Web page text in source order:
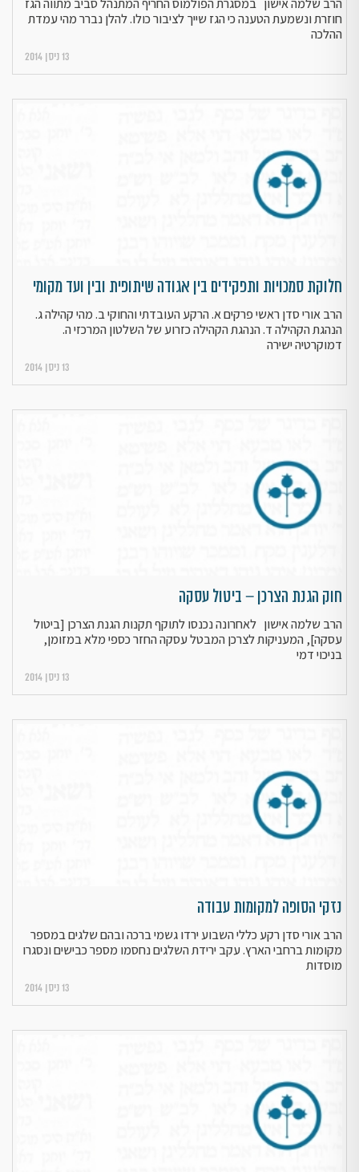
הרב שלמה אישון במסגרת הפולמוס החריף המתנהל סביב מתווה הגז
חוזרת ונשמעת הטענה כי הגז שייך לציבור כולו. להלן נברר מהי עמדת
ההלכה
13 ניסן 2014
חלוקת סמכויות ותפקידים בין אגודה שיתופית ובין ועד מקומי
הרב אורי סדן ראשי פרקים א. הרקע העובדתי והחוקי ב. מהי קהילה ג.
הנהגת הקהילה ד. הנהגת הקהילה כזרוע של השלטון המרכזי ה.
דמוקרטיה ישירה
13 ניסן 2014
חוק הגנת הצרכן – ביטול עסקה
הרב שלמה אישון לאחרונה נכנסו לתוקף תקנות הגנת הצרכן [ביטול
עסקה], המעניקות לצרכן המבטל עסקה החזר כספי מלא במזומן,
בניכוי דמי
13 ניסן 2014
נזקי הסופה למקומות עבודה
הרב אורי סדן רקע כללי השבוע ירדו גשמי ברכה ובהם שלגים במספר
מקומות ברחבי הארץ. עקב ירידת השלגים נחסמו מספר כבישים ונסגרו
מוסדות
13 ניסן 2014